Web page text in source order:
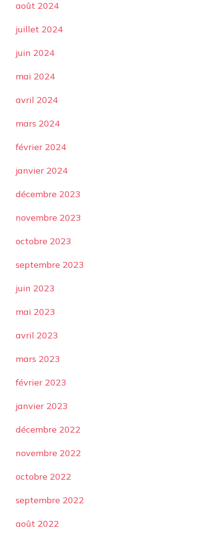
août 2024
juillet 2024
juin 2024
mai 2024
avril 2024
mars 2024
février 2024
janvier 2024
décembre 2023
novembre 2023
octobre 2023
septembre 2023
juin 2023
mai 2023
avril 2023
mars 2023
février 2023
janvier 2023
décembre 2022
novembre 2022
octobre 2022
septembre 2022
août 2022